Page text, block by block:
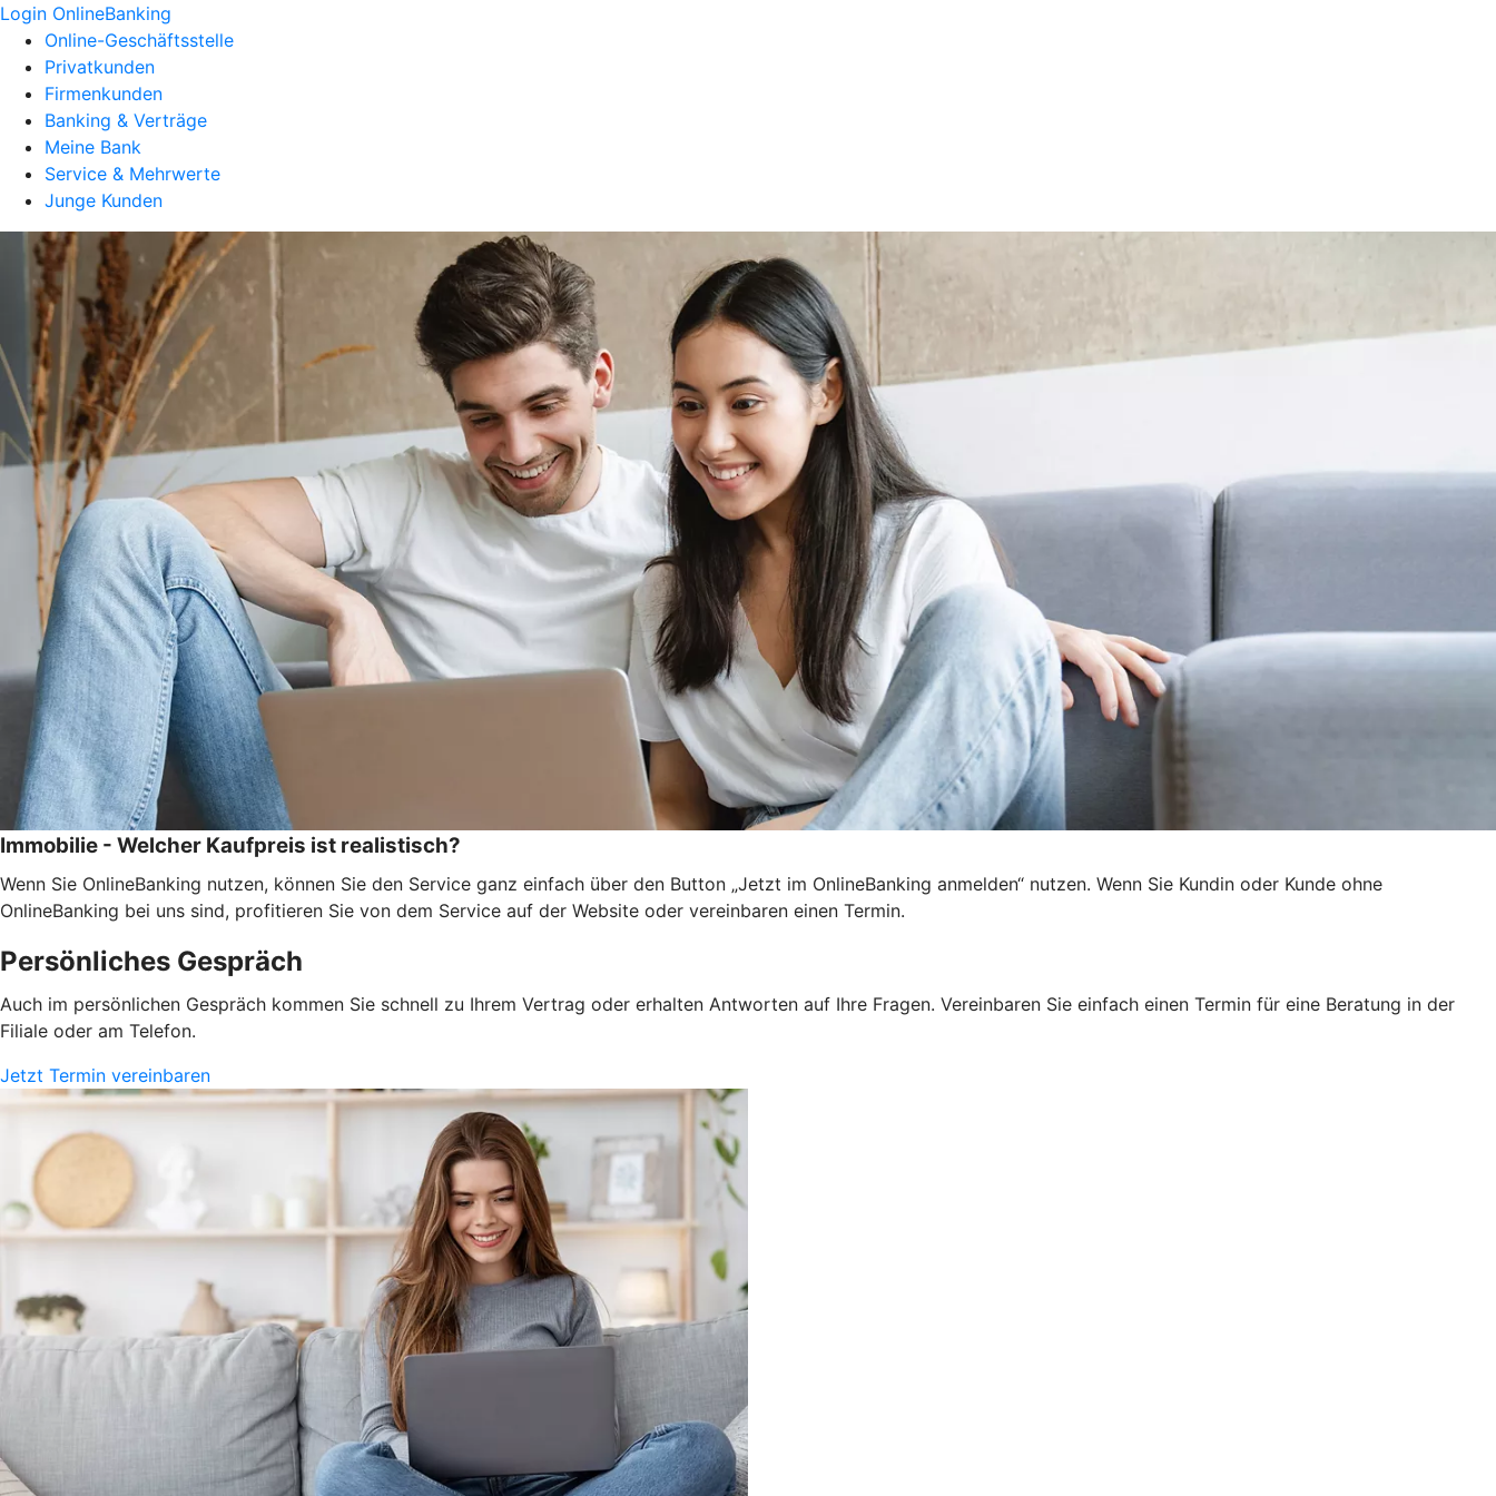
Login OnlineBanking
Online-Geschäftsstelle
Privatkunden
Firmenkunden
Banking & Verträge
Meine Bank
Service & Mehrwerte
Junge Kunden
Immobilie - Welcher Kaufpreis ist realistisch?
Wenn Sie OnlineBanking nutzen, können Sie den Service ganz einfach über den Button „Jetzt im OnlineBanking anmelden“ nutzen. Wenn Sie Kundin oder Kunde ohne
OnlineBanking bei uns sind, profitieren Sie von dem Service auf der Website oder vereinbaren einen Termin.
Persönliches Gespräch
Auch im persönlichen Gespräch kommen Sie schnell zu Ihrem Vertrag oder erhalten Antworten auf Ihre Fragen. Vereinbaren Sie einfach einen Termin für eine Beratung in der
Filiale oder am Telefon.
Jetzt Termin vereinbaren